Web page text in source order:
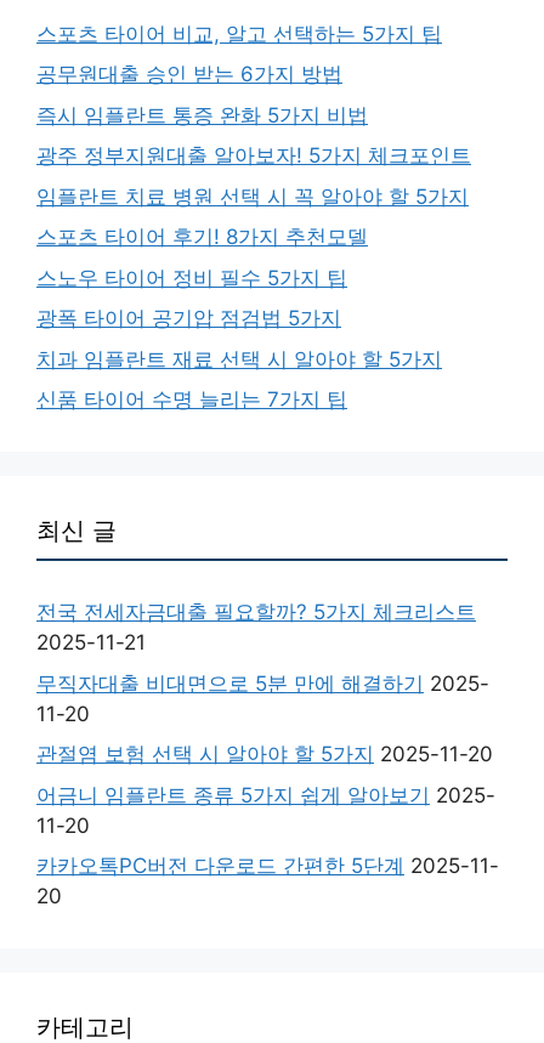
스포츠 타이어 비교, 알고 선택하는 5가지 팁
공무원대출 승인 받는 6가지 방법
즉시 임플란트 통증 완화 5가지 비법
광주 정부지원대출 알아보자! 5가지 체크포인트
임플란트 치료 병원 선택 시 꼭 알아야 할 5가지
스포츠 타이어 후기! 8가지 추천모델
스노우 타이어 정비 필수 5가지 팁
광폭 타이어 공기압 점검법 5가지
치과 임플란트 재료 선택 시 알아야 할 5가지
신품 타이어 수명 늘리는 7가지 팁
최신 글
전국 전세자금대출 필요할까? 5가지 체크리스트
2025-11-21
무직자대출 비대면으로 5분 만에 해결하기 2025-
11-20
관절염 보험 선택 시 알아야 할 5가지 2025-11-20
어금니 임플란트 종류 5가지 쉽게 알아보기 2025-
11-20
카카오톡PC버전 다운로드 간편한 5단계 2025-11-
20
카테고리